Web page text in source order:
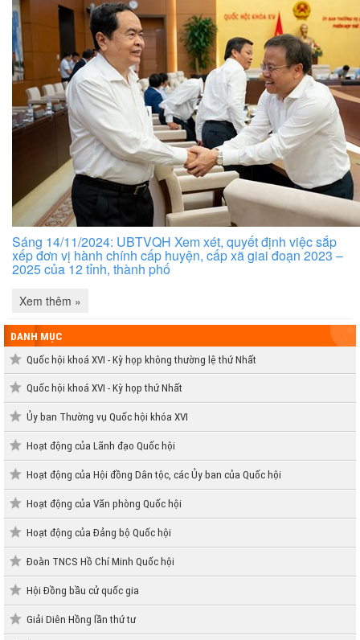
Sáng 14/11/2024: UBTVQH Xem xét, quyết định việc sắp
xếp đơn vị hành chính cấp huyện, cấp xã giai đoạn 2023 –
2025 của 12 tỉnh, thành phố
Xem thêm »
DANH MỤC
Quốc hội khoá XVI - Kỳ họp không thường lệ thứ Nhất
Quốc hội khoá XVI - Kỳ họp thứ Nhất
Ủy ban Thường vụ Quốc hội khóa XVI
Hoạt động của Lãnh đạo Quốc hội
Hoạt động của Hội đồng Dân tộc, các Ủy ban của Quốc hội
Hoạt động của Văn phòng Quốc hội
Hoạt động của Đảng bộ Quốc hội
Đoàn TNCS Hồ Chí Minh Quốc hội
Hội Đồng bầu cử quốc gia
Giải Diên Hồng lần thứ tư